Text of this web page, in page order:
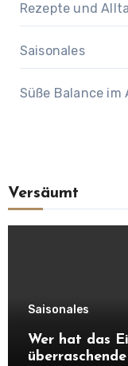
Rezepte und
Saisonales
Süße Balance im
Versäumt
Saisonales
Wer hat das